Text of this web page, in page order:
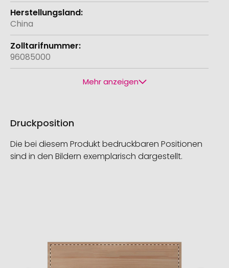
China
96085000
Mehr anzeigen
Druckposition
Die bei diesem Produkt bedruckbaren Positionen
sind in den Bildern exemplarisch dargestellt.